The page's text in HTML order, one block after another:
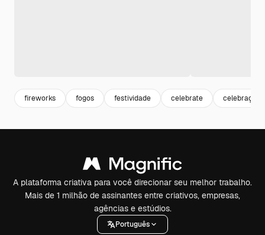
fireworks fogos festividade celebrate celebração
A plataforma criativa para você direcionar seu melhor trabalho.
Mais de 1 milhão de assinantes entre criativos, empresas,
agências e estúdios.
Português